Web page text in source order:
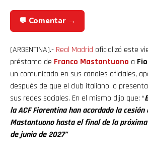
💬 Comentar →
(ARGENTINA).- Real Madrid oficializó este
préstamo de Franco Mastantuono a
un comunicado en sus canales oficiales,
después de que el club italiano lo
sus redes sociales. En el mismo dijo que: “
la ACF Fiorentina han acordado la
Mastantuono hasta el final de la
de junio de 2027”